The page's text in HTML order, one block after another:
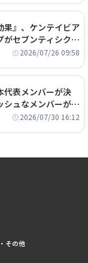
果』、ケンテイビア
がセブンティシクサ
2026/07/26 09:58
代表メンバーが決
シュなメンバーが日
2026/07/30 16:12
その他